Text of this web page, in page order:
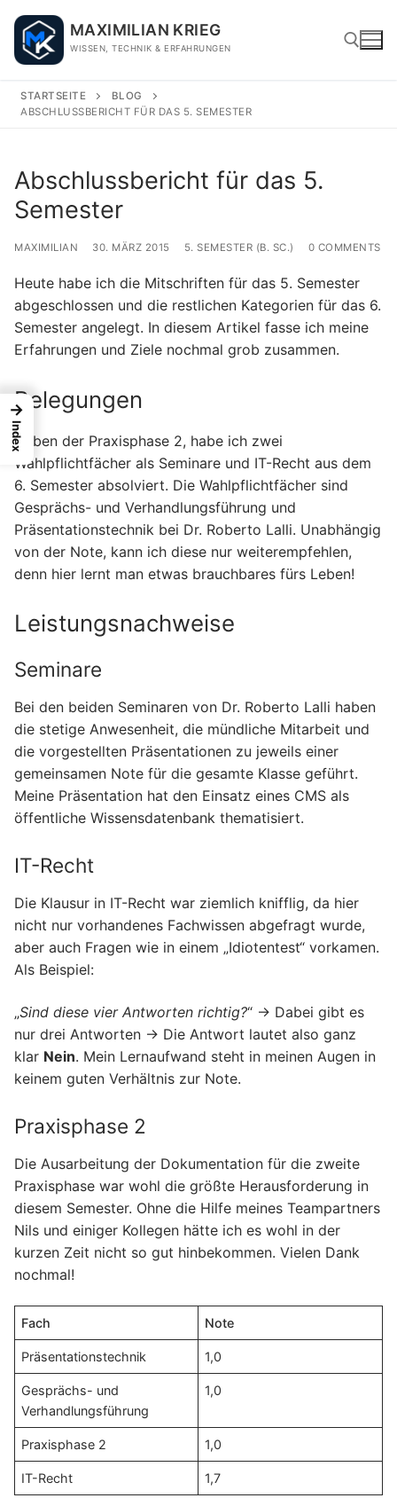
content
MAXIMILIAN KRIEG
WISSEN, TECHNIK & ERFAHRUNGEN
Search for:
STARTSEITE
BLOG
ABSCHLUSSBERICHT FÜR DAS 5. SEMESTER
Abschlussbericht für das 5.
Semester
MAXIMILIAN 30. MÄRZ 2015 5. SEMESTER (B. SC.) 0 COMMENTS
Heute habe ich die Mitschriften für das 5. Semester
abgeschlossen und die restlichen Kategorien für das 6.
Semester angelegt. In diesem Artikel fasse ich meine
Erfahrungen und Ziele nochmal grob zusammen.
Belegungen
Neben der Praxisphase 2, habe ich zwei
Wahlpflichtfächer als Seminare und IT-Recht aus dem
6. Semester absolviert. Die Wahlpflichtfächer sind
Gesprächs- und Verhandlungsführung und
Präsentationstechnik bei Dr. Roberto Lalli. Unabhängig
von der Note, kann ich diese nur weiterempfehlen,
denn hier lernt man etwas brauchbares fürs Leben!
Leistungsnachweise
Seminare
Bei den beiden Seminaren von Dr. Roberto Lalli haben
die stetige Anwesenheit, die mündliche Mitarbeit und
die vorgestellten Präsentationen zu jeweils einer
gemeinsamen Note für die gesamte Klasse geführt.
Meine Präsentation hat den Einsatz eines CMS als
öffentliche Wissensdatenbank thematisiert.
IT-Recht
Die Klausur in IT-Recht war ziemlich knifflig, da hier
nicht nur vorhandenes Fachwissen abgefragt wurde,
aber auch Fragen wie in einem „Idiotentest“ vorkamen.
Als Beispiel:
„Sind diese vier Antworten richtig?“ → Dabei gibt es
nur drei Antworten → Die Antwort lautet also ganz
klar Nein. Mein Lernaufwand steht in meinen Augen in
keinem guten Verhältnis zur Note.
Praxisphase 2
Die Ausarbeitung der Dokumentation für die zweite
Praxisphase war wohl die größte Herausforderung in
diesem Semester. Ohne die Hilfe meines Teampartners
Nils und einiger Kollegen hätte ich es wohl in der
kurzen Zeit nicht so gut hinbekommen. Vielen Dank
nochmal!
Fach Note
Präsentationstechnik 1,0
Gesprächs- und
Verhandlungsführung
1,0
Praxisphase 2 1,0
IT-Recht 1,7
→
Index